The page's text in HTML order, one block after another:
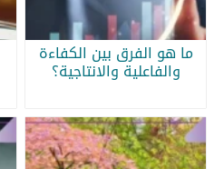
ما هو الفرق بين الكفاءة
والفاعلية والانتاجية؟